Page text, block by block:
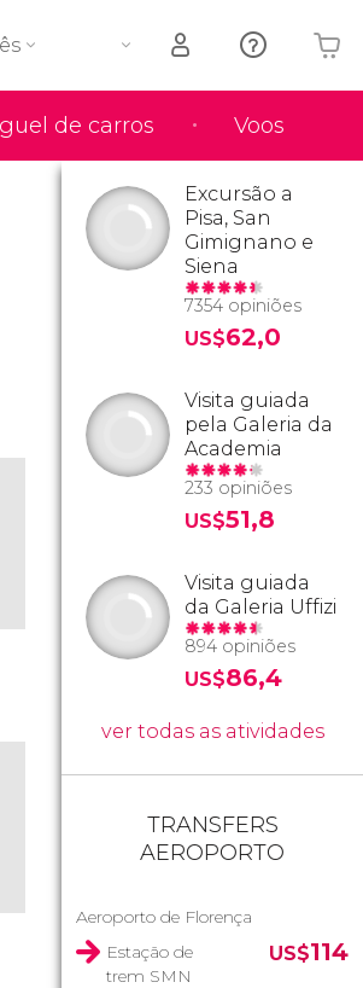
de carros Voos
O seu carrinho está vazio
Excursão a
Pisa, San
Gimignano e
Siena
7354 opiniões
US$62,0
Visita guiada
pela Galeria da
Academia
233 opiniões
US$51,8
Visita guiada
da Galeria Uffizi
894 opiniões
US$86,4
ver todas as atividades
TRANSFERS
AEROPORTO
Aeroporto de Florença
Estação de
trem SMN
US$114